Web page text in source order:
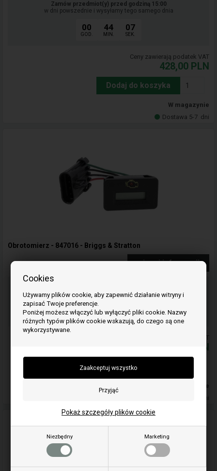
Cookies
Używamy plików cookie, aby zapewnić działanie witryny i
zapisać Twoje preferencje.
Poniżej możesz włączyć lub wyłączyć pliki cookie. Nazwy
różnych typów plików cookie wskazują, do czego są one
wykorzystywane.
Niezbędny Marketing
Pokaż szczegóły plików cookie
Zamów przedmiot(y) przed godziną 15:00
w dni powszednie i wysyłamy tego samego dnia
00
GOD.
44
MIN.
06
SEK.
Ceny zawierają podatek VAT
428,00 PLN
Dodaj do koszyka
W magazynie
Dostawa 5-7 dni
Obrotomierz - 847016 - Briggs & Stratton
więcej informacji
w dni powszednie i wysyłamy tego samego dnia
00
GOD.
44
MIN.
06
SEK.
Ceny zawierają podatek VAT
PLN
Dodaj do koszyka
W magazynie
dni